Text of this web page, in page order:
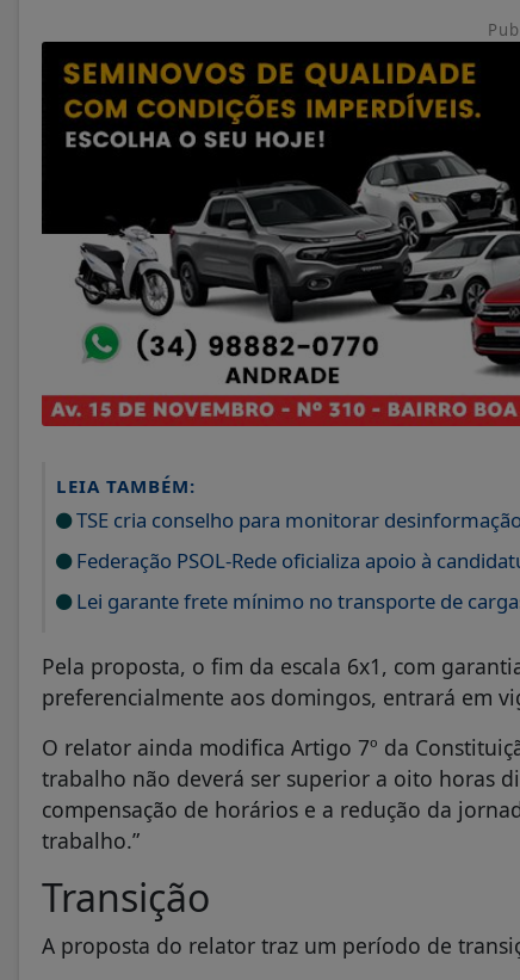
LEIA TAMBÉM:
TSE cria conselho para monitorar
Federação PSOL-Rede oficializa apoio à
Lei garante frete mínimo no transporte de
Pela proposta, o fim da escala 6x1, com
preferencialmente aos domingos, entrará em
O relator ainda modifica Artigo 7º da
trabalho não deverá ser superior a oito horas
compensação de horários e a redução da
trabalho.”
Transição
A proposta do relator traz um período de